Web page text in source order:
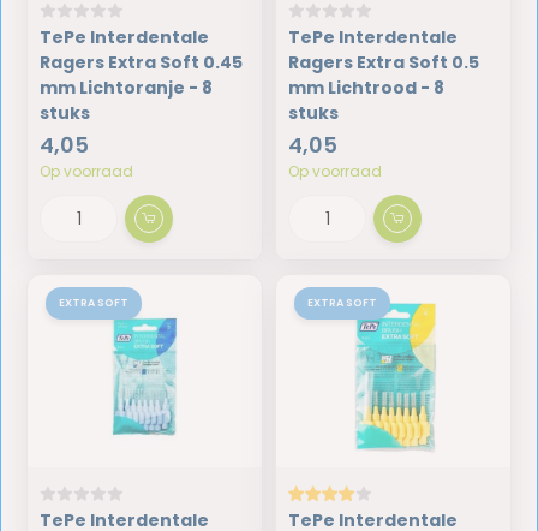
TePe Interdentale
Ragers Extra Soft 0.45
mm Lichtoranje - 8
stuks
4,05
Op voorraad
TePe Interdentale
Ragers Extra Soft 0.5
mm Lichtrood - 8
stuks
4,05
Op voorraad
EXTRA SOFT
TePe Interdentale
EXTRA SOFT
TePe Interdentale